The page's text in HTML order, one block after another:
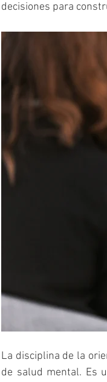
decisiones para
La disciplina de la
de salud mental. Es